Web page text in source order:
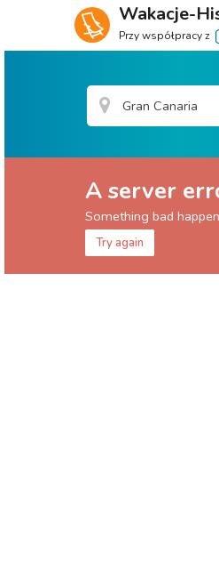
Wakacje-
Przy współpracy z
A server
Something bad
Try again